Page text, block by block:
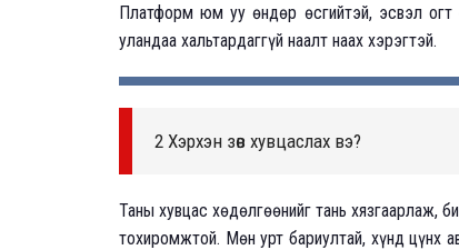
Платформ юм уу өндөр өсгийтэй, эсвэл огт
уландаа хальтардаггүй наалт наах хэрэгтэй.
2 Хэрхэн зөв хувцаслах вэ?
Таны хувцас хөдөлгөөнийг тань хязгаарлаж,
тохиромжтой. Мөн урт бариултай, хүнд цүнх